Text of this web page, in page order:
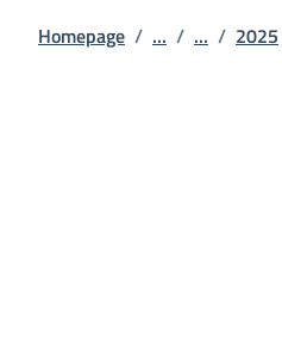
Homepage / ... / ... / 2025